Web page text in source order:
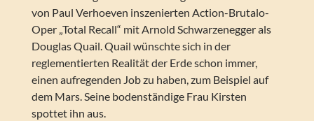
von Paul Verhoeven inszenierten Action-Brutalo-
Oper „Total Recall“ mit Arnold Schwarzenegger als
Douglas Quail. Quail wünschte sich in der
reglementierten Realität der Erde schon immer,
einen aufregenden Job zu haben, zum Beispiel auf
dem Mars. Seine bodenständige Frau Kirsten
spottet ihn aus.